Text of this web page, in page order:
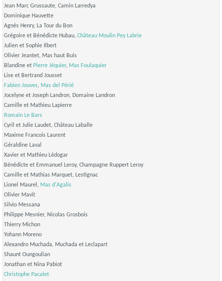
Jean Marc Grussaute, Camin Larredya
Dominique Hauvette
Agnès Henry, La Tour du Bon
Grégoire et Bénédicte Hubau, Château Moulin Pey Labrie
Julien et Sophie Ilbert
Olivier Jeantet, Mas haut Buis
Blandine et Pierre Jéquier, Mas Foulaquier
Lise et Bertrand Jousset
Fabien Jouves, Mas del Périé
Jocelyne et Joseph Landron, Domaine Landron
Camille et Mathieu Lapierre
Romain Le Bars
Cyril et Julie Laudet, Château Laballe
Maxime Francois Laurent
Géraldine Laval
Xavier et Mathieu Lédogar
Bénédicte et Emmanuel Leroy, Champagne Ruppert Leroy
Camille et Mathias Marquet, Lestignac
Lionel Maurel, Mas d'Agalis
Olivier Mavit
Silvio Messana
Philippe Mesnier, Nicolas Grosbois
Thierry Michon
Yohann Moreno
Alexandro Muchada, Muchada et Leclapart
Shaunt Oungoulian
Jonathan et Nina Pabiot
Christophe Pacalet